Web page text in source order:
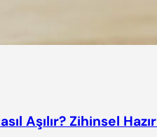
Aşılır? Zihinsel